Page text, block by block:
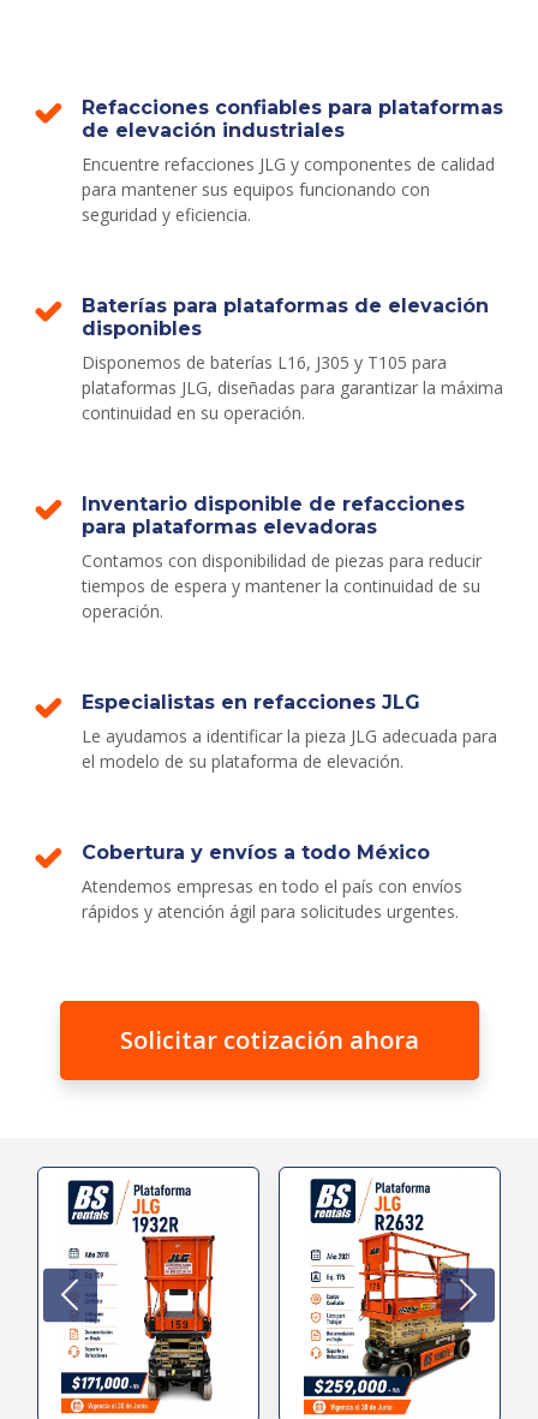
Refacciones confiables para plataformas
de elevación industriales
Encuentre refacciones JLG y componentes de calidad
para mantener sus equipos funcionando con
seguridad y eficiencia.
Baterías para plataformas de elevación
disponibles
Disponemos de baterías L16, J305 y T105 para
plataformas JLG, diseñadas para garantizar la máxima
continuidad en su operación.
Inventario disponible de refacciones
para plataformas elevadoras
Contamos con disponibilidad de piezas para reducir
tiempos de espera y mantener la continuidad de su
operación.
Especialistas en refacciones JLG
Le ayudamos a identificar la pieza JLG adecuada para
el modelo de su plataforma de elevación.
Cobertura y envíos a todo México
Atendemos empresas en todo el país con envíos
rápidos y atención ágil para solicitudes urgentes.
Solicitar cotización ahora